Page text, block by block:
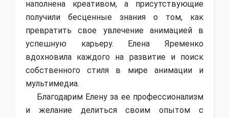
наполнена креативом, а присутствующие
получили бесценные знания о том, как
превратить свое увлечение анимацией в
успешную карьеру. Елена Яременко
вдохновила каждого на развитие и поиск
собственного стиля в мире анимации и
мультимедиа.
Благодарим Елену за ее профессионализм
и желание делиться своим опытом с